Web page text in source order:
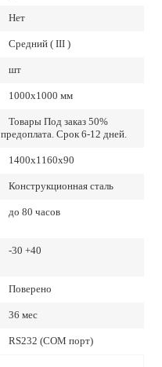
Нет
Средний ( III )
шт
1000х1000 мм
Товары Под заказ 50%
предоплата. Срок 6-12 дней.
1400х1160х90
Конструкционная сталь
до 80 часов
-30 +40
Поверено
36 мес
RS232 (COM порт)